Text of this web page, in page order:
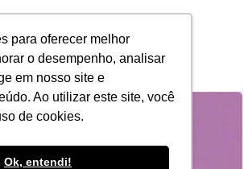
para oferecer melhor
o desempenho, analisar
em nosso site e
Ao utilizar este site, você
de cookies.
Ok, entendi!